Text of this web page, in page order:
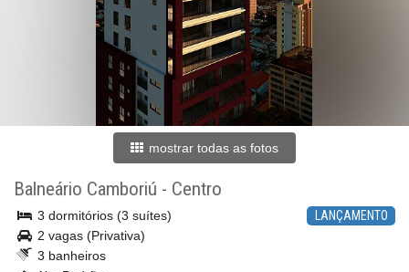
mostrar todas as fotos
Balneário Camboriú - Centro
LANÇAMENTO
3 dormitórios (3 suítes)
2 vagas (Privativa)
3 banheiros